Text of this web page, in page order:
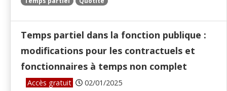
Temps partiel dans la fonction publique :
modifications pour les contractuels et
fonctionnaires à temps non complet
Accès gratuit 02/01/2025